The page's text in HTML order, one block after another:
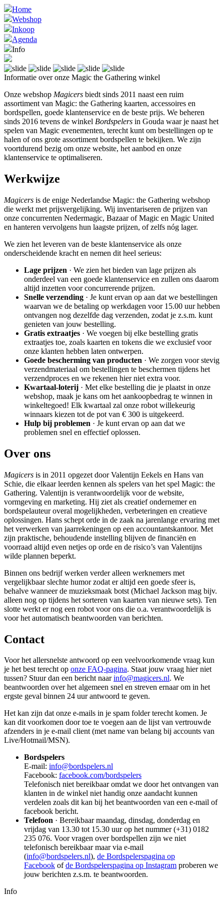
Home
Webshop
Inkoop
Agenda
Info
Informatie over onze Magic the Gathering winkel
Onze webshop Magicers biedt sinds 2011 naast een ruim
assortiment van Magic: the Gathering kaarten, accessoires en
bordspellen, goede klantenservice en de beste prijs. We beheren
sinds 2016 tevens de winkel Bordspelers in Gouda waar je naast het
spelen van Magic evenementen, terecht kunt om bestellingen op te
halen of ons grote assortiment bordspellen te bekijken. We zijn
voortdurend bezig om onze website, het aanbod en onze
klantenservice te optimaliseren.
Werkwijze
Magicers is de enige Nederlandse Magic: the Gathering webshop
die werkt met prijsvergelijking. Wij inventariseren de prijzen van
onze concurrenten Nedermagic, Bazaar of Magic en Magic United
en hanteren vervolgens hun laagste prijzen, of zelfs nóg lager.
We zien het leveren van de beste klantenservice als onze
onderscheidende kracht en nemen dit heel serieus:
Lage prijzen · We zien het bieden van lage prijzen als
onderdeel van een goede klantenservice en zullen ons daarom
altijd inzetten voor concurrerende prijzen.
Snelle verzending · Je kunt ervan op aan dat we bestellingen
waarvan we de betaling op werkdagen voor 15.00 uur hebben
ontvangen nog dezelfde dag verzenden, zodat je z.s.m. kunt
genieten van jouw bestelling.
Gratis extraatjes · We voegen bij elke bestelling gratis
extraatjes toe, zoals kaarten en tokens die we exclusief voor
onze klanten hebben laten ontwerpen.
Goede bescherming van producten · We zorgen voor stevig
verzendmateriaal om bestellingen te beschermen tijdens het
verzendproces en we rekenen hier niet extra voor.
Kwartaal-loterij · Met elke bestelling die je plaatst in onze
webshop, maak je kans om het aankoopbedrag te winnen in
winkeltegoed! Elk kwartaal zal onze robot willekeurig
winnaars kiezen tot de pot van € 300 is uitgekeerd.
Hulp bij problemen · Je kunt ervan op aan dat we
problemen snel en effectief oplossen.
Over ons
Magicers is in 2011 opgezet door Valentijn Eekels en Hans van
Schie, die elkaar leerden kennen als spelers van het spel Magic: the
Gathering. Valentijn is verantwoordelijk voor de website,
vormgeving en marketing. Hij ziet als creatief ondernemer en
bordspelauteur overal mogelijkheden, verbeteringen en creatieve
oplossingen. Hans schept orde in de zaak na jarenlange ervaring met
het verwerken van jaarrekeningen op een accountantskantoor. Met
zijn praktische, behoudende instelling blijven de financiën en
voorraad altijd even netjes op orde en de risico’s van Valentijns
wilde plannen beperkt.
Binnen ons bedrijf werken verder alleen werknemers met
vergelijkbaar slechte humor zodat er altijd een goede sfeer is,
behalve wanneer de muzieksmaak botst (Michael Jackson mag bijv.
alleen nog op tijdens het sorteren van kaarten van nieuwe sets). Ten
slotte werkt er nog een robot voor ons die o.a. verantwoordelijk is
voor het automatisch beantwoorden van berichten.
Contact
Voor het allersnelste antwoord op een veelvoorkomende vraag kun
je het best terecht op onze FAQ-pagina. Staat jouw vraag hier niet
tussen? Stuur dan een bericht naarinfo@magicers.nl. We
beantwoorden over het algemeen snel en streven ernaar om in het
ergste geval binnen 24 uur antwoord te geven.
Het kan zijn dat onze e-mails in je spam folder terecht komen. Je
kan dit voorkomen door toe te voegen aan de lijst van vertrouwde
afzenders in je e-mail client (met name van belang bij accounts van
Live/Hotmail/MSN).
Bordspelers
E-mail: info@bordspelers.nl
Facebook: facebook.com/bordspelers
Telefonisch niet bereikbaar omdat we door het ontvangen van
klanten in de winkel niet handig onze aandacht kunnen
verdelen zoals dit kan bij het beantwoorden van een e-mail of
facebook bericht.
Telefoon · Bereikbaar maandag, dinsdag, donderdag en
vrijdag van 13.30 tot 15.30 uur op het nummer (+31) 0182
235 076. Voor vragen over bordspellen zijn we niet
telefonisch bereikbaar maar via e-mail
(info@bordspelers.nl), de Bordspelerspagina op
Facebook ofde Bordspelerspagina op Instagram proberen we
jouw berichten z.s.m. te beantwoorden.
Info